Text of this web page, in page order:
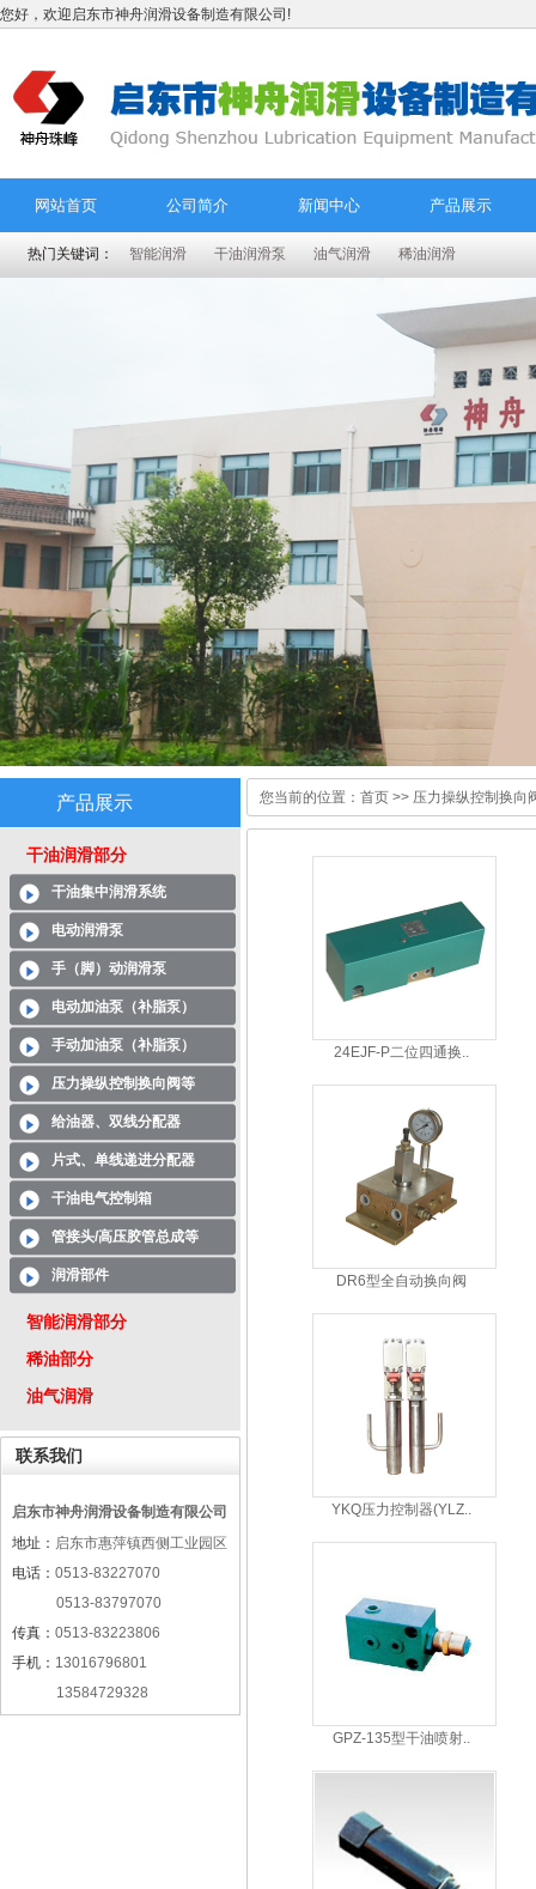
您好，欢迎启东市神舟润滑设备制造有限公司!
网站首页 公司简介 新闻中心 产品展示
热门关键词： 智能润滑 干油润滑泵 油气润滑 稀油润滑
产品展示
干油润滑部分
干油集中润滑系统
电动润滑泵
手（脚）动润滑泵
电动加油泵（补脂泵）
手动加油泵（补脂泵）
压力操纵控制换向阀等
给油器、双线分配器
片式、单线递进分配器
干油电气控制箱
管接头/高压胶管总成等
润滑部件
智能润滑部分
稀油部分
油气润滑
联系我们
启东市神舟润滑设备制造有限公司
地址： 启东市惠萍镇西侧工业园区
电话： 0513-83227070
0513-83797070
传真： 0513-83223806
手机： 13016796801
13584729328
您当前的位置： 首页 >> 压力操纵控制换向
24EJF-P二位四通换..
DR6型全自动换向阀
YKQ压力控制器(YLZ..
GPZ-135型干油喷射..